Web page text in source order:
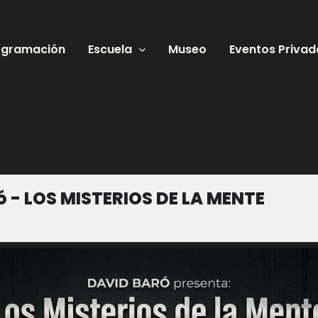
Escuela Museo Eventos
LOS MISTERIOS DE LA MENTE